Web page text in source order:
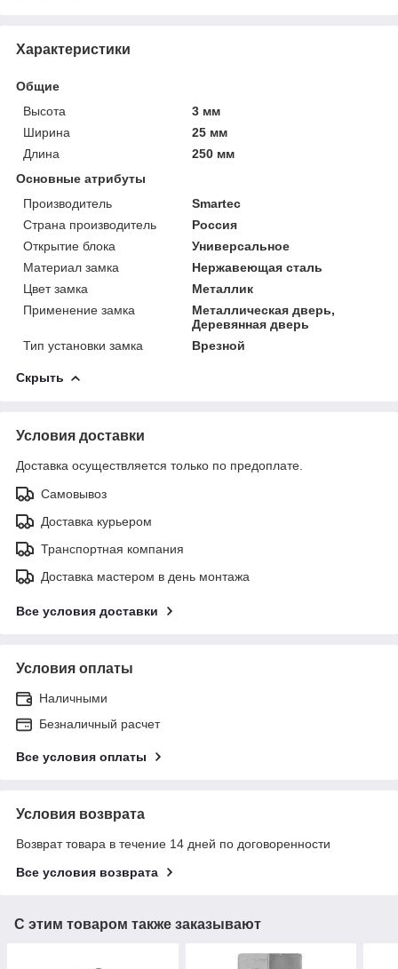
Характеристики
Общие
Высота
3 мм
Ширина
25 мм
Длина
250 мм
Основные атрибуты
Производитель
Smartec
Страна производитель
Россия
Открытие блока
Универсальное
Материал замка
Нержавеющая сталь
Цвет замка
Металлик
Применение замка
Металлическая дверь,
Деревянная дверь
Тип установки замка
Врезной
Скрыть
Условия доставки
Доставка осуществляется только по предоплате.
Самовывоз
Доставка курьером
Транспортная компания
Доставка мастером в день монтажа
Все условия доставки
Условия оплаты
Наличными
Безналичный расчет
Все условия оплаты
Условия возврата
Возврат товара в течение 14 дней по договоренности
Все условия возврата
С этим товаром также заказывают